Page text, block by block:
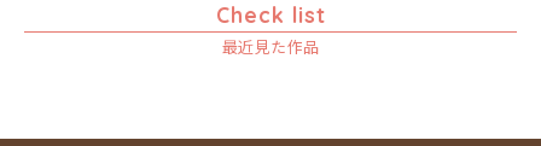
Check list
最近見た作品